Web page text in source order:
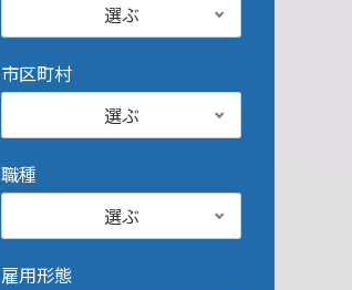
選ぶ
市区町村
選ぶ
職種
選ぶ
雇用形態